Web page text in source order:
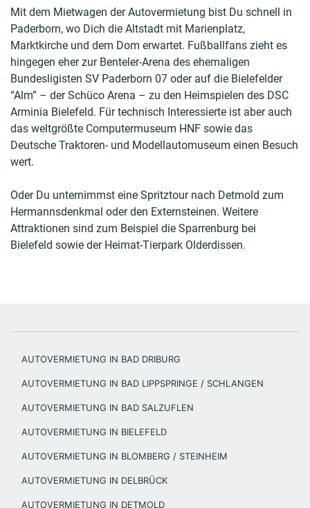
Mit dem Mietwagen der Autovermietung bist Du schnell in
Paderborn, wo Dich die Altstadt mit Marienplatz,
Marktkirche und dem Dom erwartet. Fußballfans zieht es
hingegen eher zur Benteler-Arena des ehemaligen
Bundesligisten SV Paderborn 07 oder auf die Bielefelder
“Alm” – der Schüco Arena – zu den Heimspielen des DSC
Arminia Bielefeld. Für technisch Interessierte ist aber auch
das weltgrößte Computermuseum HNF sowie das
Deutsche Traktoren- und Modellautomuseum einen Besuch
wert.
Oder Du unternimmst eine Spritztour nach Detmold zum
Hermannsdenkmal oder den Externsteinen. Weitere
Attraktionen sind zum Beispiel die Sparrenburg bei
Bielefeld sowie der Heimat-Tierpark Olderdissen.
AUTOVERMIETUNG IN BAD DRIBURG
AUTOVERMIETUNG IN BAD LIPPSPRINGE / SCHLANGEN
AUTOVERMIETUNG IN BAD SALZUFLEN
AUTOVERMIETUNG IN BIELEFELD
AUTOVERMIETUNG IN BLOMBERG / STEINHEIM
AUTOVERMIETUNG IN DELBRÜCK
AUTOVERMIETUNG IN DETMOLD